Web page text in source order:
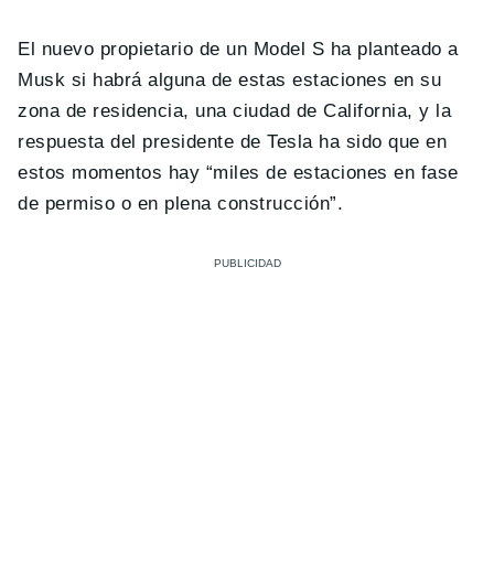
El nuevo propietario de un Model S ha planteado a
Musk si habrá alguna de estas estaciones en su
zona de residencia, una ciudad de California, y la
respuesta del presidente de Tesla ha sido que en
estos momentos hay “miles de estaciones en fase
de permiso o en plena construcción”.